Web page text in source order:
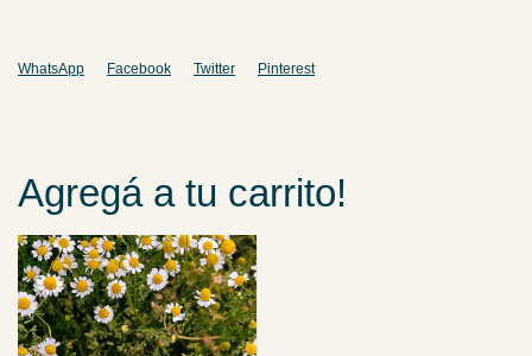
WhatsApp Facebook Twitter Pinterest
Agregá a tu carrito!